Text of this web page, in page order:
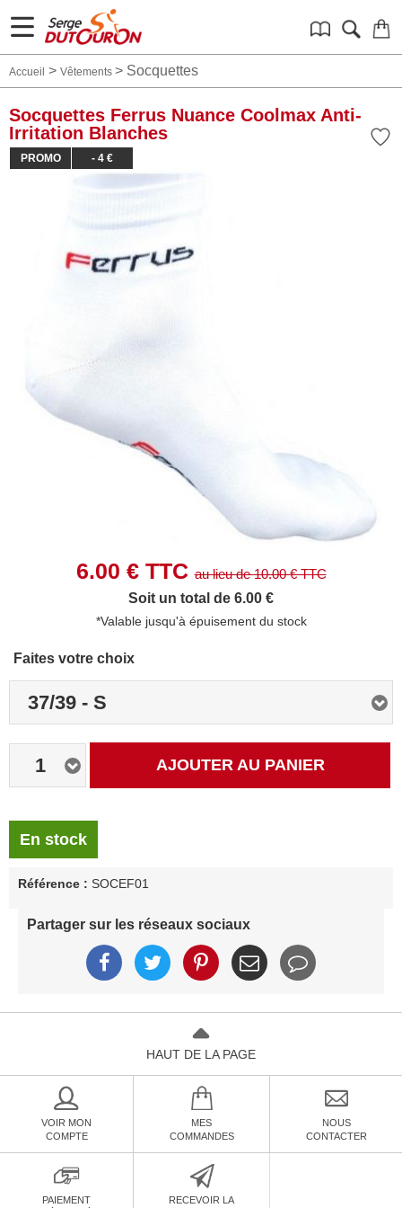
Accueil > Vêtements > Socquettes
Socquettes Ferrus Nuance Coolmax Anti-
Irritation Blanches
PROMO - 4 €
6.00 € TTCau lieu de10.00€ TTC
Soit un total de 6.00 €
*Valable jusqu'à épuisement du stock
Faites votre choix
37/39 - S
1 AJOUTER AU PANIER
En stock
Référence : SOCEF01
Partager sur les réseaux sociaux
HAUT DE LA PAGE
VOIR MON
COMPTE
MES
COMMANDES
NOUS
CONTACTER
PAIEMENT
RECEVOIR LA